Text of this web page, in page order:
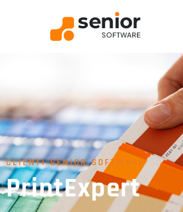
CLIENTI SENIOR SOFTWARE
PrintExpert